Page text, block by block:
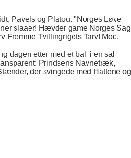
Pavels og Platou. "Norges Løve
slaaer! Hævder game Norges Sag
Fremme Tvillingrigets Tarv! Mod,
dagen etter med et ball i en sal
Prindsens Navnetræk,
der svingede med Hattene og